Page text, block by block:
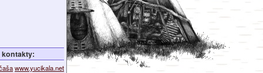
kontakty:
www.yucikala.net